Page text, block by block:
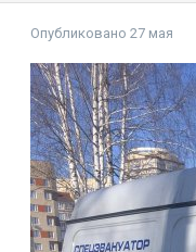
Опубликовано 27 мая